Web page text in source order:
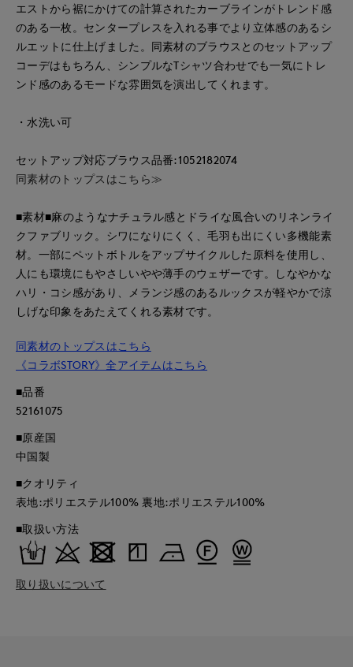
エストから裾にかけての計算されたカーブラインがトレンド感
のある一枚。センタープレスを入れる事でより立体感のあるシ
ルエットに仕上げました。同素材のブラウスとのセットアップ
コーデはもちろん、シンプルなTシャツ合わせでも一気にトレ
ンド感のあるモードな雰囲気を演出してくれます。
・水洗い可
セットアップ対応ブラウス品番:1052182074
同素材のトップスはこちら≫
■素材■麻のようなナチュラル感とドライな風合いのリネンライ
クファブリック。シワになりにくく、毛羽も出にくい多機能素
材。一部にペットボトルをアップサイクルした原料を使用し、
人にも環境にもやさしいやや薄手のウェザーです。しなやかな
ハリ・コシ感があり、メランジ感のあるルックスが軽やかで涼
しげな印象をあたえてくれる素材です。
同素材のトップスはこちら
《コラボSTORY》全アイテムはこちら
■品番
52161075
■原産国
中国製
■クオリティ
表地:ポリエステル100% 裏地:ポリエステル100%
■取扱い方法
取り扱いについて